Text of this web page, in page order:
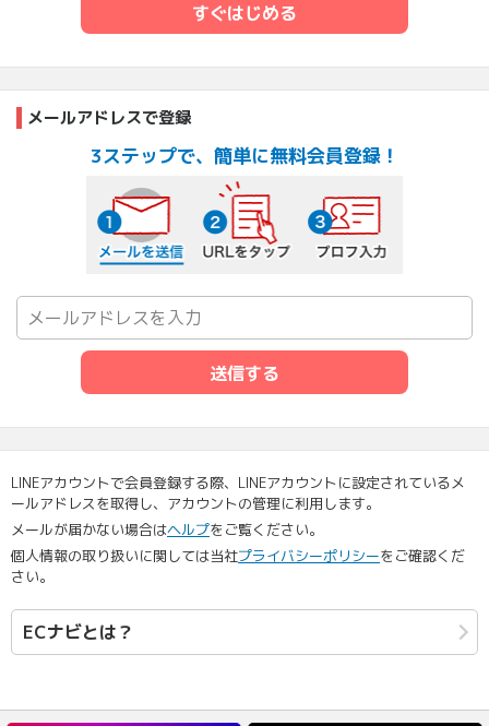
すぐはじめる
メールアドレスで登録
3ステップで、簡単に無料会員登録！
メールを送信する
送信する
LINEアカウントで会員登録する際、LINEアカウントに設定されているメ
ールアドレスを取得し、アカウントの管理に利用します。
メールが届かない場合はヘルプをご覧ください。
個人情報の取り扱いに関しては当社プライバシーポリシーをご確認くだ
さい。
ECナビとは？